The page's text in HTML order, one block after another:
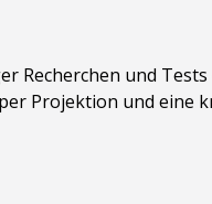
Recherchen und
Projektion und eine